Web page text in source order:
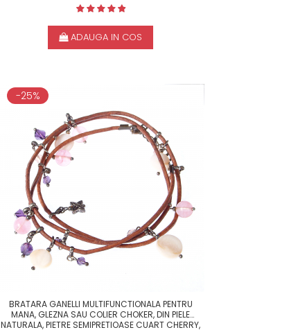
ADAUGA IN COS
-25%
BRATARA GANELLI MULTIFUNCTIONALA PENTRU
MANA, GLEZNA SAU COLIER CHOKER, DIN PIELE
NATURALA, PIETRE SEMIPRETIOASE CUART CHERRY,